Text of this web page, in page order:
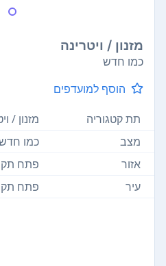
מזנון / ויטרינה
כמו חדש
הוסף למועדפים
תת קטגוריה
מזנון /
מצב
כמו
אזור
פתח
עיר
פתח